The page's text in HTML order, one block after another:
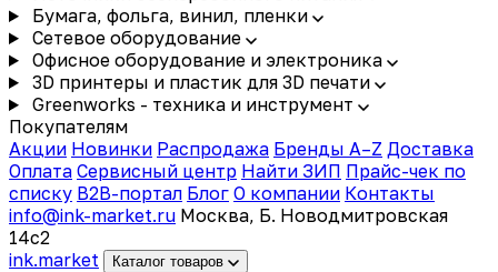
Бумага, фольга, винил, пленки
Сетевое оборудование
Офисное оборудование и электроника
3D принтеры и пластик для 3D печати
Greenworks - техника и инструмент
Покупателям
Акции Новинки Распродажа Бренды A–Z Доставка
Оплата Сервисный центр Найти ЗИП Прайс-чек по
списку B2B-портал Блог О компании Контакты
info@ink-market.ru Москва, Б. Новодмитровская
14с2
ink.market Каталог товаров